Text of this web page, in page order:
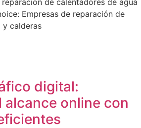
de calentadores de agua
Empresas de reparación de
y calderas
digital:
alcance online con